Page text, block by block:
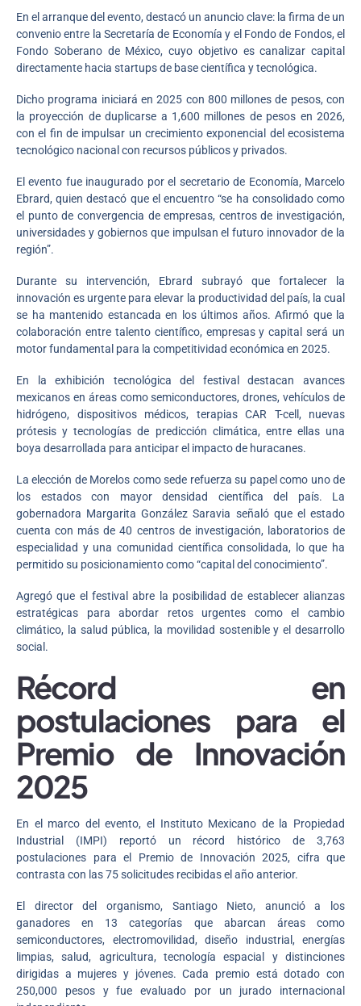
En el arranque del evento, destacó un anuncio clave: la firma de un
convenio entre la Secretaría de Economía y el Fondo de Fondos, el
Fondo Soberano de México, cuyo objetivo es canalizar capital
directamente hacia startups de base científica y tecnológica.
Dicho programa iniciará en 2025 con 800 millones de pesos, con
la proyección de duplicarse a 1,600 millones de pesos en 2026,
con el fin de impulsar un crecimiento exponencial del ecosistema
tecnológico nacional con recursos públicos y privados.
El evento fue inaugurado por el secretario de Economía, Marcelo
Ebrard, quien destacó que el encuentro “se ha consolidado como
el punto de convergencia de empresas, centros de investigación,
universidades y gobiernos que impulsan el futuro innovador de la
región”.
Durante su intervención, Ebrard subrayó que fortalecer la
innovación es urgente para elevar la productividad del país, la cual
se ha mantenido estancada en los últimos años. Afirmó que la
colaboración entre talento científico, empresas y capital será un
motor fundamental para la competitividad económica en 2025.
En la exhibición tecnológica del festival destacan avances
mexicanos en áreas como semiconductores, drones, vehículos de
hidrógeno, dispositivos médicos, terapias CAR T-cell, nuevas
prótesis y tecnologías de predicción climática, entre ellas una
boya desarrollada para anticipar el impacto de huracanes.
La elección de Morelos como sede refuerza su papel como uno de
los estados con mayor densidad científica del país. La
gobernadora Margarita González Saravia señaló que el estado
cuenta con más de 40 centros de investigación, laboratorios de
especialidad y una comunidad científica consolidada, lo que ha
permitido su posicionamiento como “capital del conocimiento”.
Agregó que el festival abre la posibilidad de establecer alianzas
estratégicas para abordar retos urgentes como el cambio
climático, la salud pública, la movilidad sostenible y el desarrollo
social.
Récord en
postulaciones para el
Premio de Innovación
2025
En el marco del evento, el Instituto Mexicano de la Propiedad
Industrial (IMPI) reportó un récord histórico de 3,763
postulaciones para el Premio de Innovación 2025, cifra que
contrasta con las 75 solicitudes recibidas el año anterior.
El director del organismo, Santiago Nieto, anunció a los
ganadores en 13 categorías que abarcan áreas como
semiconductores, electromovilidad, diseño industrial, energías
limpias, salud, agricultura, tecnología espacial y distinciones
dirigidas a mujeres y jóvenes. Cada premio está dotado con
250,000 pesos y fue evaluado por un jurado internacional